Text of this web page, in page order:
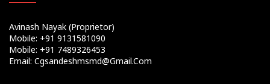
Avinash Nayak (Proprietor)
Mobile: +91 9131581090
Mobile: +91 7489326453
Email: Cgsandeshmsmd@gmail.com